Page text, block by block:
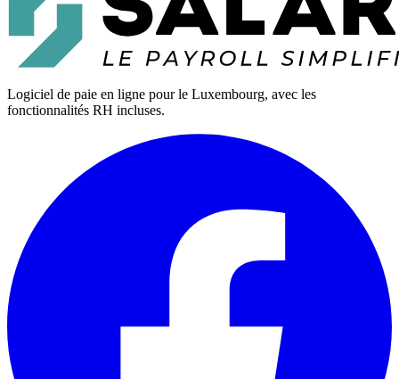
Logiciel de paie en ligne pour le Luxembourg, avec les
fonctionnalités RH incluses.